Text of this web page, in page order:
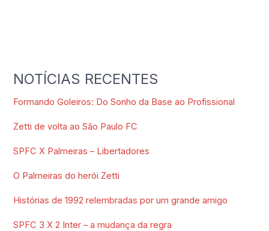
NOTÍCIAS RECENTES
Formando Goleiros: Do Sonho da Base ao Profissional
Zetti de volta ao São Paulo FC
SPFC X Palmeiras – Libertadores
O Palmeiras do herói Zetti
Histórias de 1992 relembradas por um grande amigo
SPFC 3 X 2 Inter – a mudança da regra